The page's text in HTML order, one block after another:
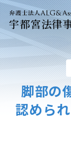
宇都宮法律
脚部の
認めら